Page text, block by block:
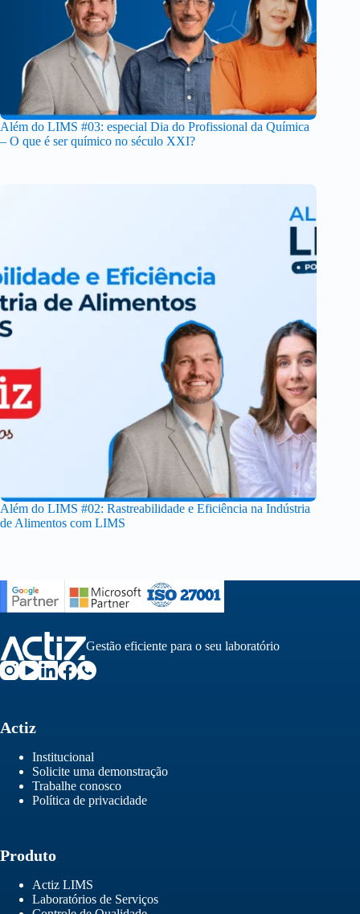
Além do LIMS #03: especial Dia do Profissional da Química
– O que é ser químico no século XXI?
Além do LIMS #02: Rastreabilidade e Eficiência na Indústria
de Alimentos com LIMS
Gestão eficiente para o seu laboratório
Actiz
Institucional
Solicite uma demonstração
Trabalhe conosco
Política de privacidade
Produto
Actiz LIMS
Laboratórios de Serviços